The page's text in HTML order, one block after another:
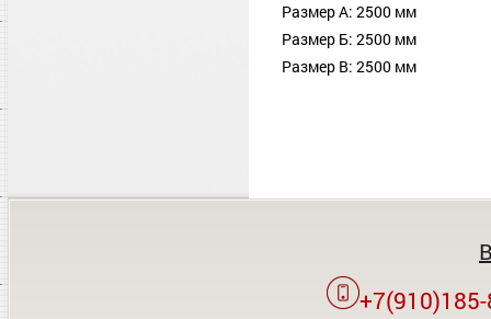
Размер А: 2500 мм
Размер Б: 2500 мм
Размер В: 2500 мм